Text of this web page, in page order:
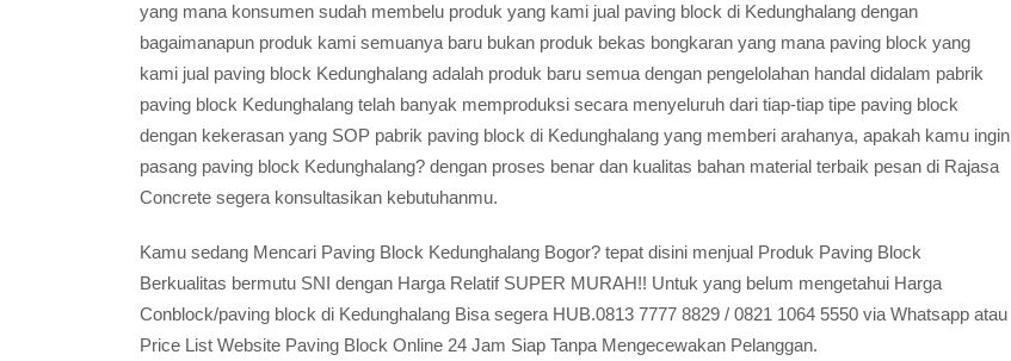
yang mana konsumen sudah membelu produk yang kami jual paving block di Kedunghalang dengan
bagaimanapun produk kami semuanya baru bukan produk bekas bongkaran yang mana paving block yang
kami jual paving block Kedunghalang adalah produk baru semua dengan pengelolahan handal didalam pabrik
paving block Kedunghalang telah banyak memproduksi secara menyeluruh dari tiap-tiap tipe paving block
dengan kekerasan yang SOP pabrik paving block di Kedunghalang yang memberi arahanya, apakah kamu ingin
pasang paving block Kedunghalang? dengan proses benar dan kualitas bahan material terbaik pesan di Rajasa
Concrete segera konsultasikan kebutuhanmu.
Kamu sedang Mencari Paving Block Kedunghalang Bogor? tepat disini menjual Produk Paving Block
Berkualitas bermutu SNI dengan Harga Relatif SUPER MURAH!! Untuk yang belum mengetahui Harga
Conblock/paving block di Kedunghalang Bisa segera HUB.0813 7777 8829 / 0821 1064 5550 via Whatsapp atau
Price List Website Paving Block Online 24 Jam Siap Tanpa Mengecewakan Pelanggan.